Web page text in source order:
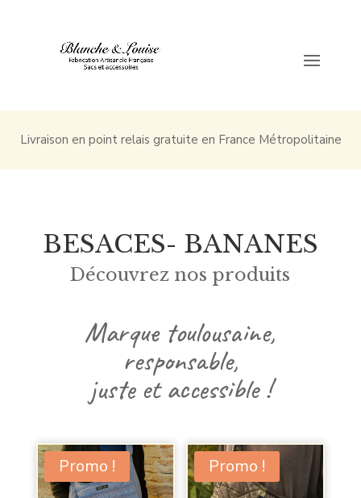
Livraison en point relais gratuite en France Métropolitaine
BESACES- BANANES
Découvrez nos produits
Marque toulousaine,
responsable,
juste etaccessible !
Promo ! Promo !